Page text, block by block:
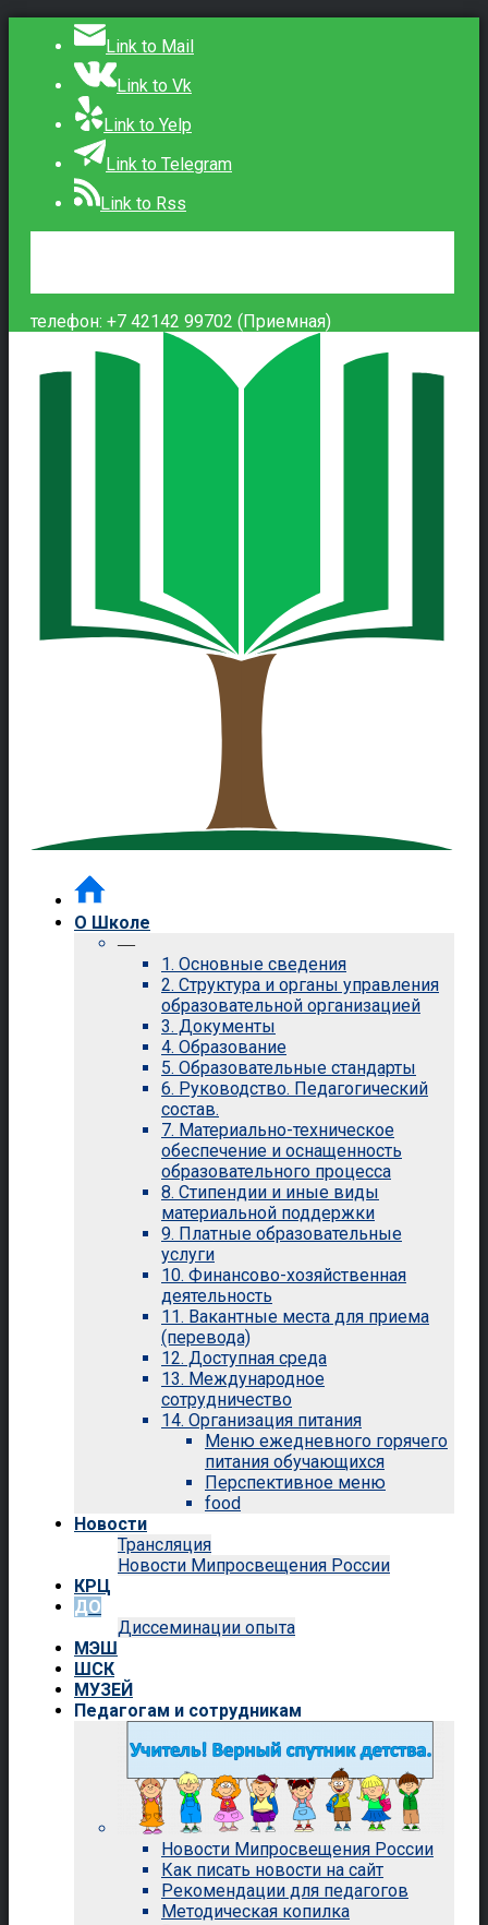
Link to Mail
Link to Vk
Link to Yelp
Link to Telegram
Link to Rss
телефон: +7 42142 99702 (Приемная)
О Школе
—
1. Основные сведения
2. Структура и органы управления
образовательной организацией
3. Документы
4. Образование
5. Образовательные стандарты
6. Руководство. Педагогический
состав.
7. Материально-техническое
обеспечение и оснащенность
образовательного процесса
8. Стипендии и иные виды
материальной поддержки
9. Платные образовательные
услуги
10. Финансово-хозяйственная
деятельность
11. Вакантные места для приема
(перевода)
12. Доступная среда
13. Международное
сотрудничество
14. Организация питания
Меню ежедневного горячего
питания обучающихся
Перспективное меню
food
Новости
Трансляция
Новости Мипросвещения России
КРЦ
ДО
Диссеминации опыта
МЭШ
ШСК
МУЗЕЙ
Педагогам и сотрудникам
Новости Мипросвещения России
Как писать новости на сайт
Рекомендации для педагогов
Методическая копилка